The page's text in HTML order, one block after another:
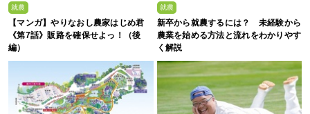
就農
【マンガ】やりなおし農家はじめ君
《第7話》販路を確保せよっ！（後
編）
就農
新卒から就農するには？ 未経験から
農業を始める方法と流れをわかりやす
く解説